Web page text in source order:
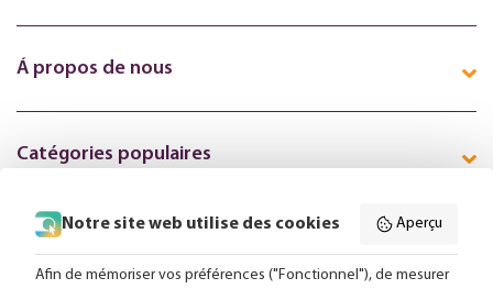
Á propos de nous
Catégories populaires
Suivez-nous en ligne:
Notre site web utilise des cookies Aperçu
Afin de mémoriser vos préférences ("Fonctionnel"), de mesurer